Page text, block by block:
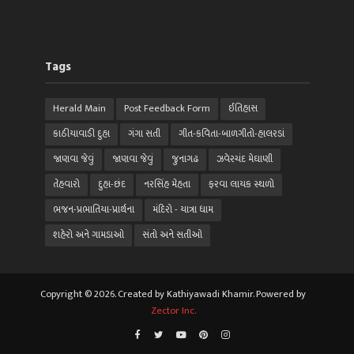
Tags
Herald Main Post Feedback Form
ઈતિહાસ
કાઠીયાવાડી દુહા
ગંગા સતી
ગીત-કવિતા-બાળગીતો-હાલરડાં
જાણવા જેવું
જાણવા જેવું જુનાગઢ
ઝવેરચંદ મેઘાણી
તેહવારો
દુહા-છંદ નરસિંહ મેહતા
ફરવા લાયક સ્થળો
ભજન-પ્રભાતિયા-પ્રાર્થના
મંદિરો - યાત્રા ધામ
શહેરો અને ગામડાઓ
સંતો અને સતીઓ
Copyright © 2026. Created by Kathiyawadi Khamir. Powered by
Zector Inc.